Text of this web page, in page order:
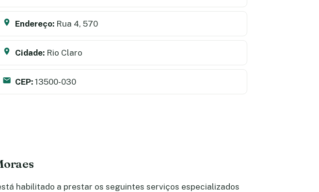
Endereço: Rua 4, 570
Cidade: Rio Claro
CEP: 13500-030
habilitado a prestar os seguintes serviços especializados